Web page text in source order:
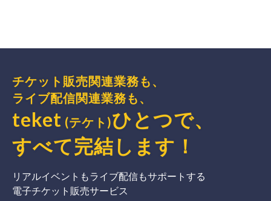
チケット販売関連業務も、
ライブ配信関連業務も、
teket (テケト)ひとつで、
すべて完結 します ！
リアルイベントもライブ配信もサポートする
電子チケット販売サービス